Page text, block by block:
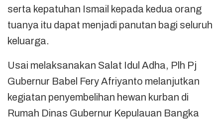
serta kepatuhan Ismail kepada kedua orang
tuanya itu dapat menjadi panutan bagi seluruh
keluarga.
Usai melaksanakan Salat Idul Adha, Plh Pj
Gubernur Babel Fery Afriyanto melanjutkan
kegiatan penyembelihan hewan kurban di
Rumah Dinas Gubernur Kepulauan Bangka